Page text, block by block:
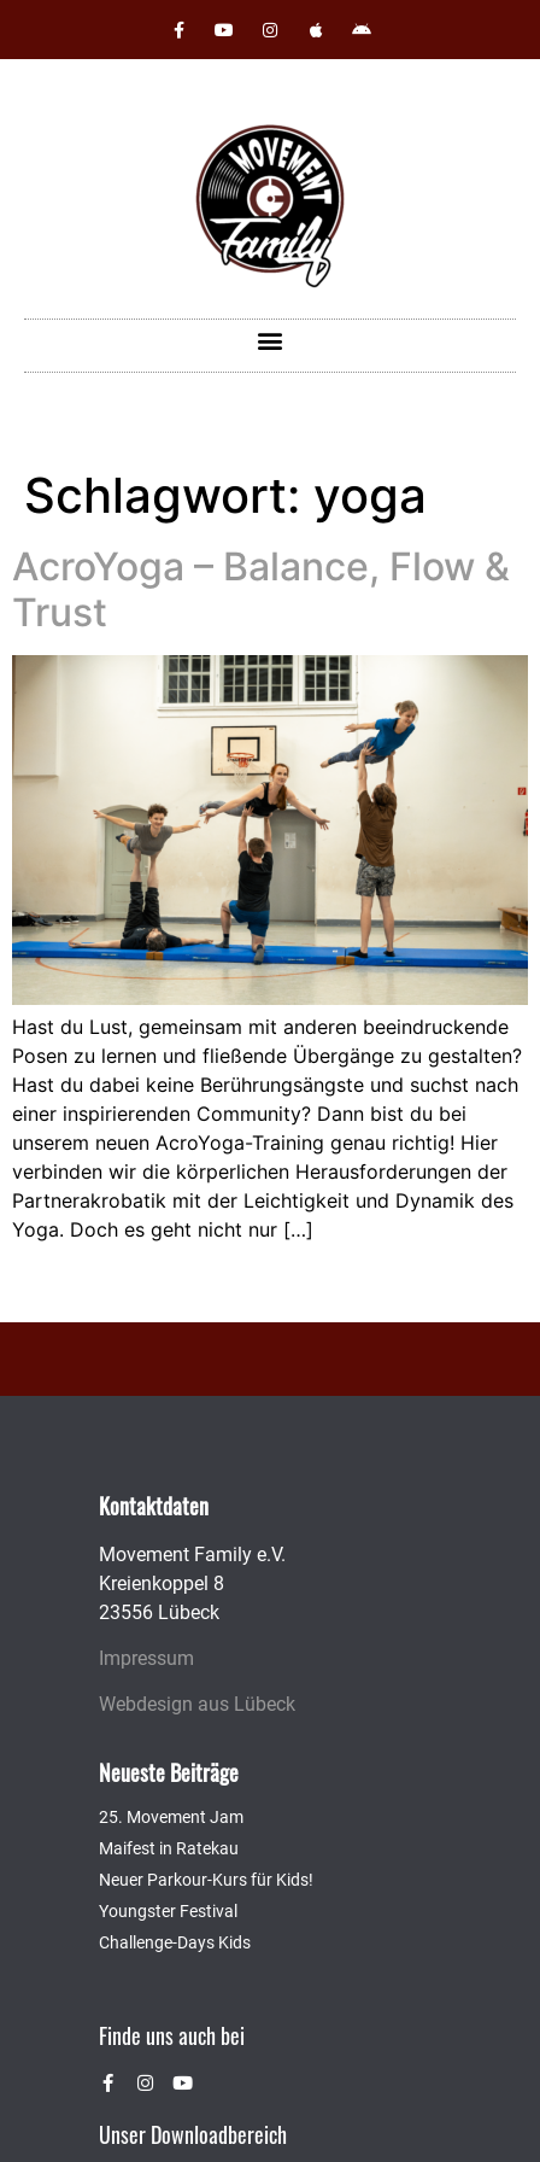
Schlagwort: yoga
AcroYoga – Balance, Flow &
Trust
Hast du Lust, gemeinsam mit anderen beeindruckende
Posen zu lernen und fließende Übergänge zu gestalten?
Hast du dabei keine Berührungsängste und suchst nach
einer inspirierenden Community? Dann bist du bei
unserem neuen AcroYoga-Training genau richtig! Hier
verbinden wir die körperlichen Herausforderungen der
Partnerakrobatik mit der Leichtigkeit und Dynamik des
Yoga. Doch es geht nicht nur […]
Kontaktdaten
Movement Family e.V.
Kreienkoppel 8
23556 Lübeck
Impressum
Webdesign aus Lübeck
Neueste Beiträge
25. Movement Jam
Maifest in Ratekau
Neuer Parkour-Kurs für Kids!
Youngster Festival
Challenge-Days Kids
Finde uns auch bei
Unser Downloadbereich